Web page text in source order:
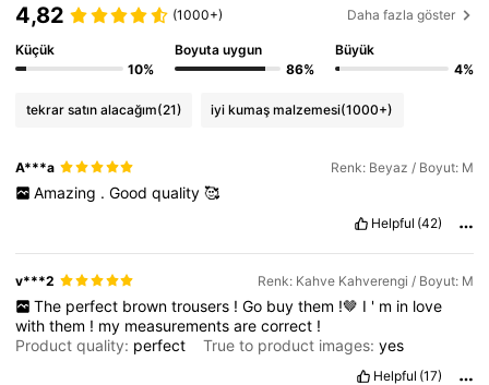
4,86 6.6M Takipçiler
4,86 6.6M Takipçiler
6.6M Takipçiler
4,86
4,82 (1000+) Daha fazla göster
Küçük
10%
Boyuta uygun
86%
Büyük
4%
tekrar satın alacağım(21) iyi kumaş malzemesi(1000+)
A***a Renk: Beyaz / Boyut: M
Amazing . Good quality 🥰
Helpful (42)
v***2 Renk: Kahve Kahverengi / Boyut: M
The perfect brown trousers ! Go buy them !🤎 I ' m in love
withthem ! my measurementsarecorrect !
Product quality: perfect True to product images:yes
Helpful (17)